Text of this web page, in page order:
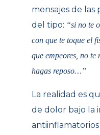
mensajes de las
del tipo: “si no te
con que te toque el
que empeores, no te
hagas reposo…”
La realidad es
de dolor bajo la